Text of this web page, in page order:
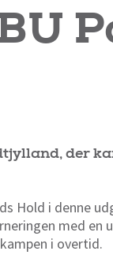
der
Hold i denne
med en
i overtid.